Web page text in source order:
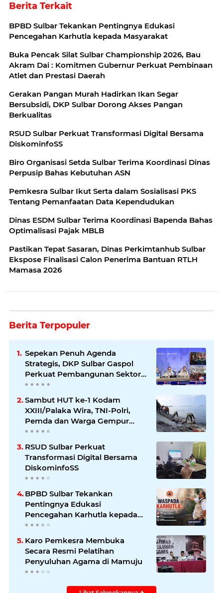
Berita Terkait
BPBD Sulbar Tekankan Pentingnya Edukasi
Pencegahan Karhutla kepada Masyarakat
Buka Pencak Silat Sulbar Championship 2026, Bau
Akram Dai : Komitmen Gubernur Perkuat Pembinaan
Atlet dan Prestasi Daerah
Gerakan Pangan Murah Hadirkan Ikan Segar
Bersubsidi, DKP Sulbar Dorong Akses Pangan
Berkualitas
RSUD Sulbar Perkuat Transformasi Digital Bersama
DiskominfoSS
Biro Organisasi Setda Sulbar Terima Koordinasi Dinas
Perpusip Bahas Kebutuhan ASN
Pemkesra Sulbar Ikut Serta dalam Sosialisasi PKS
Tentang Pemanfaatan Data Kependudukan
Dinas ESDM Sulbar Terima Koordinasi Bapenda Bahas
Optimalisasi Pajak MBLB
Pastikan Tepat Sasaran, Dinas Perkimtanhub Sulbar
Ekspose Finalisasi Calon Penerima Bantuan RTLH
Mamasa 2026
Berita Terpopuler
Sepekan Penuh Agenda
Strategis, DKP Sulbar Gaspol
Perkuat Pembangunan Sektor
Kelautan dan Perikanan
Sambut HUT ke-1 Kodam
XXIII/Palaka Wira, TNI-Polri,
Pemda dan Warga Gempur
Sampah di Pantai Bahari
RSUD Sulbar Perkuat
Transformasi Digital Bersama
DiskominfoSS
BPBD Sulbar Tekankan
Pentingnya Edukasi
Pencegahan Karhutla kepada
Masyarakat
Karo Pemkesra Membuka
Secara Resmi Pelatihan
Penyuluhan Agama di Mamuju